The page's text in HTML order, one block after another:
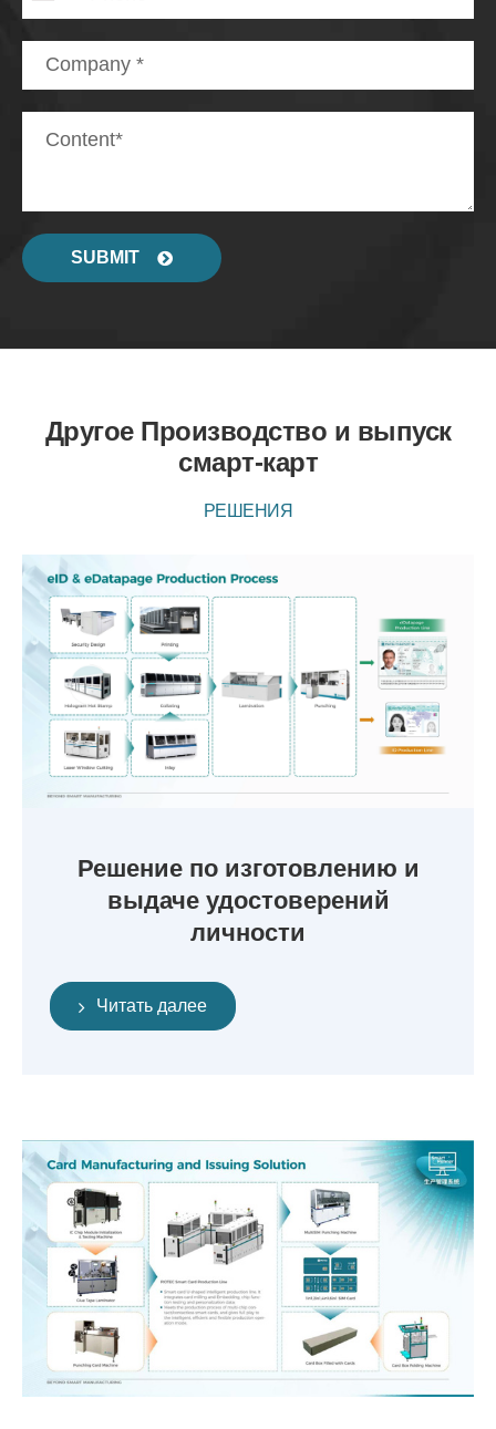
SUBMIT
Другое Производство и выпуск
смарт-карт
РЕШЕНИЯ
Решение по изготовлению и
выдаче удостоверений
личности
Читать далее